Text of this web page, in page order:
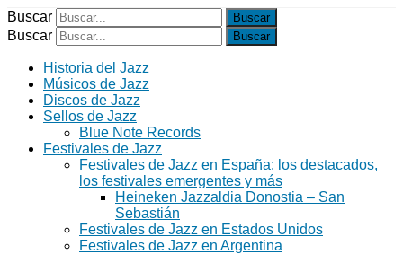
Buscar
Buscar
Historia del Jazz
Músicos de Jazz
Discos de Jazz
Sellos de Jazz
Blue Note Records
Festivales de Jazz
Festivales de Jazz en España: los destacados,
los festivales emergentes y más
Heineken Jazzaldia Donostia – San
Sebastián
Festivales de Jazz en Estados Unidos
Festivales de Jazz en Argentina